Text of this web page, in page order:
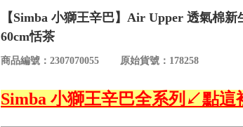
【Simba 小獅王辛巴】Air Upper 透氣棉
60cm恬茶
商品編號：2307070055 原始貨號：178258
Simba 小獅王辛巴全系列↙點這